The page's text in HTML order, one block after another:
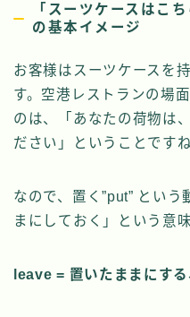
「スーツケースはこ
の基本イメージ
お客様はスーツケースを
す。空港レストランの場
のは、「あなたの荷物は
ださい」ということですね
なので、置く”put” とい
まにしておく」という意
leave = 置いたままにす